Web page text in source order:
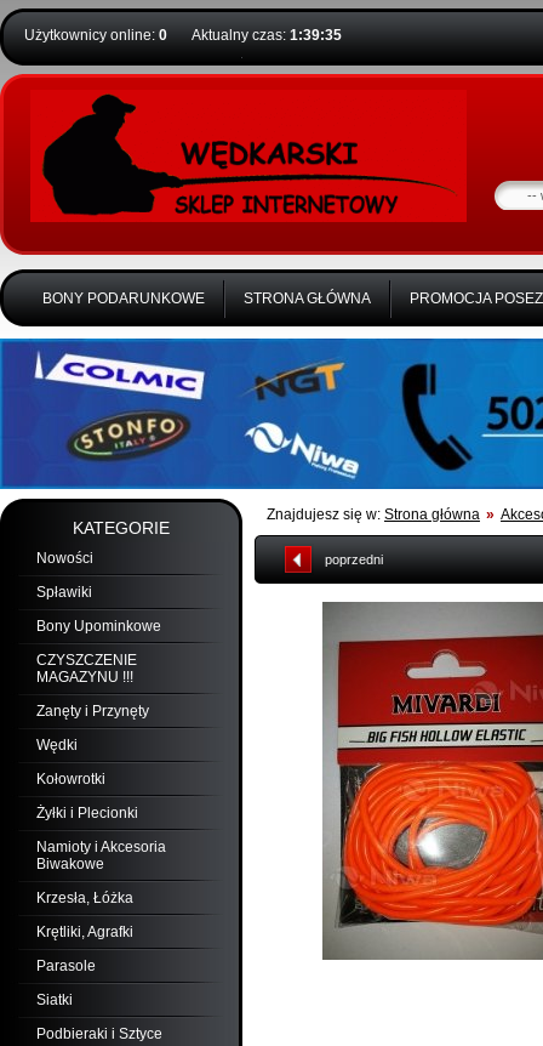
Użytkownicy online: 0 Aktualny czas: 1:39:36
BONY PODARUNKOWE STRONA GŁÓWNA PROMOCJA
KATEGORIE
Nowości
Spławiki
Bony Upominkowe
CZYSZCZENIE
MAGAZYNU !!!
Zanęty i Przynęty
Wędki
Kołowrotki
Żyłki i Plecionki
Namioty i Akcesoria
Biwakowe
Krzesła, Łóżka
Krętliki, Agrafki
Parasole
Siatki
Podbieraki i Sztyce
Znajdujesz się w: Strona główna »
poprzedni